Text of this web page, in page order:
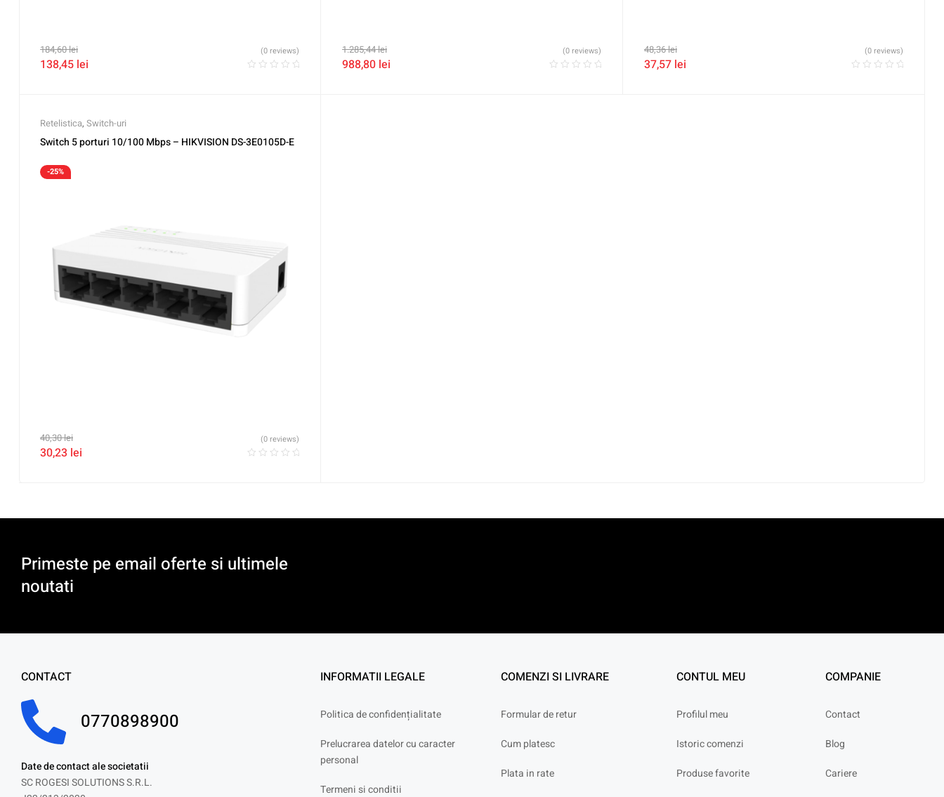
184,60lei
138,45 lei
(0 reviews) 1.285,44lei
988,80 lei
(0 reviews) 48,36lei
37,57 lei
(0 reviews)
Retelistica, Switch-uri
Switch 5 porturi 10/100 Mbps – HIKVISION DS-3E0105D-E
-25%
40,30lei
30,23 lei
(0 reviews)
Primeste pe email oferte si ultimele
noutati
CONTACT
0770898900
Date de contact ale societatii
SC ROGESI SOLUTIONS S.R.L.
INFORMATII LEGALE
Politica de confidențialitate
Prelucrarea datelor cu caracter
personal
Termeni si conditii
COMENZI SI LIVRARE
Formular de retur
Cum platesc
Plata in rate
CONTUL MEU
Profilul meu
Istoric comenzi
Produse favorite
COMPANIE
Contact
Blog
Cariere